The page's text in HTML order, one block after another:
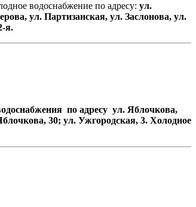
водоснабжение по адресу: ул.
, ул. Партизанская, ул. Заслонова, ул.
я.
по адресу ул. Яблочкова,
30; ул. Ужгородская, 3. Холодное